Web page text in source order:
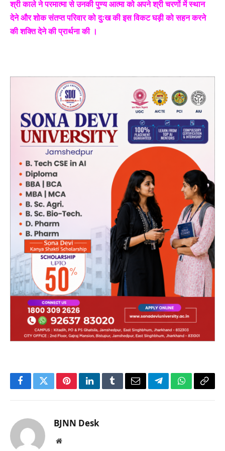
श्री काले ने परमात्मा से उनकी पुण्य आत्मा को अपने श्री चरणों में स्थान
देने और शोक संतप्त परिवार को दुःख की इस विकट घड़ी को सहन करने
की शक्ति देने की प्रार्थना की ।
FacebookTwitterPinterestLinkedInTumblrEmailTelegramWhatsApp
Copy
BJNN Desk
Website